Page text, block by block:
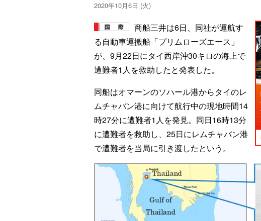
2020年10月6日 (火)
商船三井は6日、同社が運航す
る自動車運搬船「プリムローズエース」
が、9月22日にタイ西岸沖30キロの海上で
遭難者1人を救助したと発表した。
同船はオマーンのソハール港からタイのレ
ムチャバン港に向けて航行中の現地時間14
時27分に遭難者1人を発見。同日16時13分
に遭難者を救助し、25日にレムチャバン港
で遭難者を当局に引き渡したという。